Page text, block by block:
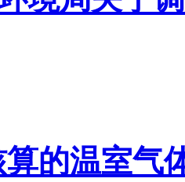
算的温室